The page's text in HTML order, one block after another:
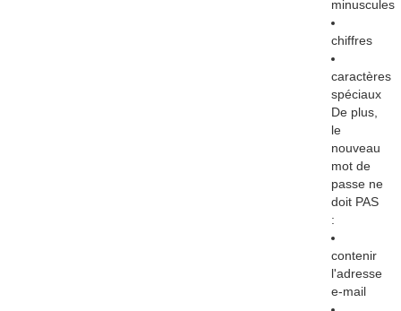
minuscules
chiffres
caractères
spéciaux
De plus,
le
nouveau
mot de
passe ne
doit PAS
:
contenir
l'adresse
e-mail